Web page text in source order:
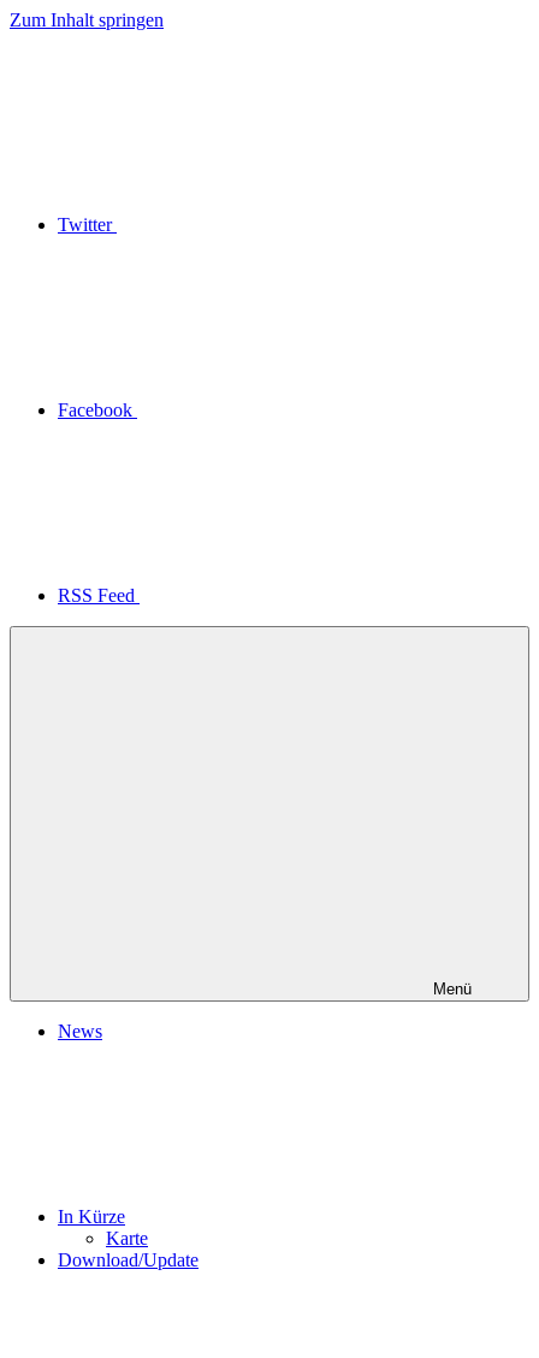
Zum Inhalt springen
Twitter
Facebook
RSS Feed
Menü
News
In Kürze
Karte
Download/Update